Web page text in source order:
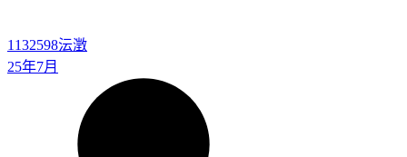
1132598沄澂
25年7月